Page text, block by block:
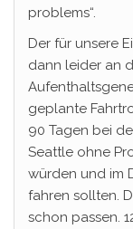
problems“.
Der für unsere
dann leider an
geplante
90 Tagen bei
Seattle ohne
würden und im
fahren sollten.
schon passen.